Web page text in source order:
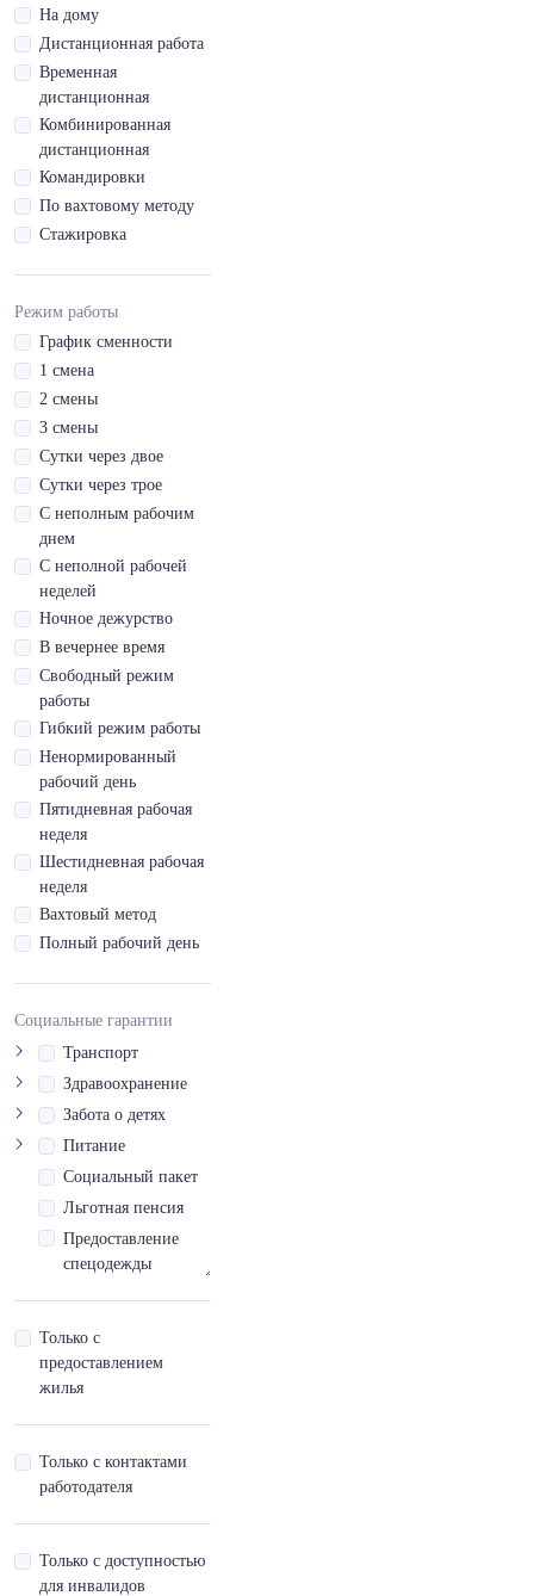
Водительское
удостоверение кат.
Водительское
удостоверение кат.
Водительское
удостоверение кат.
C1E
Водительское
удостоверение кат.
D
Водительское
удостоверение кат.
D1
Водительское
удостоверение кат.
D1E
Водительское
удостоверение кат.
DE
Водительское
удостоверение кат.
E
Водительское
удостоверение кат.
M
Водительское
удостоверение кат.
Tb
Tm
Высококвалифицированный
Вьетнамский,базовый
- A
Вьетнамский,продвинутый
Вьетнамский,продвинутый
- С,готовность пройти
собеседование
Вьетнамский,продвинутый
- С,синхронный перевод
- С,чтение
профессиональной
Бытовое
обслуживание
населения
Защита
государства и
личности
Профессии, общие
для всех сфер
деятельности
общие для всех
сфер деятельности
район
Коченевский
район
Кочковский район
Краснозерский
район
Куйбышевский
район
Купинский район
Кыштовский
район
район
Ордынский район
Северный район
Сузунский район
Татарский район
Тогучинский
район
Убинский район
Усть-Таркский
район
Чановский район
Черепановский
район
Чистоозерный
район
Чулымский район
На дому
Дистанционная работа
Временная
дистанционная
Комбинированная
дистанционная
Командировки
По вахтовому методу
Стажировка
Режим работы
График сменности
1 смена
2 смены
3 смены
Сутки через двое
Сутки через трое
С неполным рабочим
днем
С неполной рабочей
неделей
Ночное дежурство
В вечернее время
Свободный режим
работы
Гибкий режим работы
Ненормированный
рабочий день
Пятидневная рабочая
неделя
Шестидневная рабочая
неделя
Вахтовый метод
Полный рабочий день
Социальные гарантии
Транспорт
Здравоохранение
Забота о детях
Питание
Социальный пакет
Льготная пенсия
Предоставление
спецодежды
Отпуск за выслугу
лет
отпуск
Только с
предоставлением
жилья
Только с контактами
работодателя
Только с доступностью
для инвалидов